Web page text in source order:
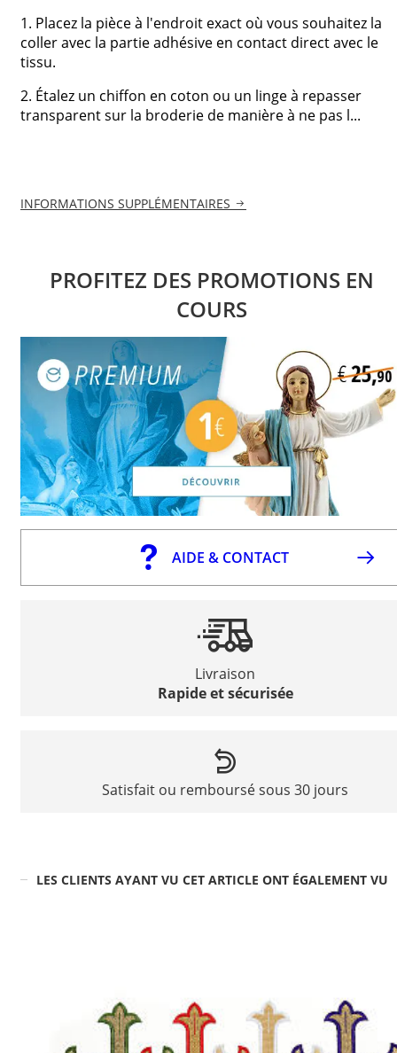
1. Placez la pièce à l'endroit exact où vous souhaitez la
coller avec la partie adhésive en contact direct avec le
tissu.
2. Étalez un chiffon en coton ou un linge à repasser
transparent sur la broderie de manière à ne pas l...
INFORMATIONS SUPPLÉMENTAIRES
PROFITEZ DES PROMOTIONS EN
COURS
AIDE & CONTACT
Livraison
Rapide et sécurisée
Satisfait ou remboursé sous 30 jours
LES CLIENTS AYANT VU CET ARTICLE ONT ÉGALEMENT VU